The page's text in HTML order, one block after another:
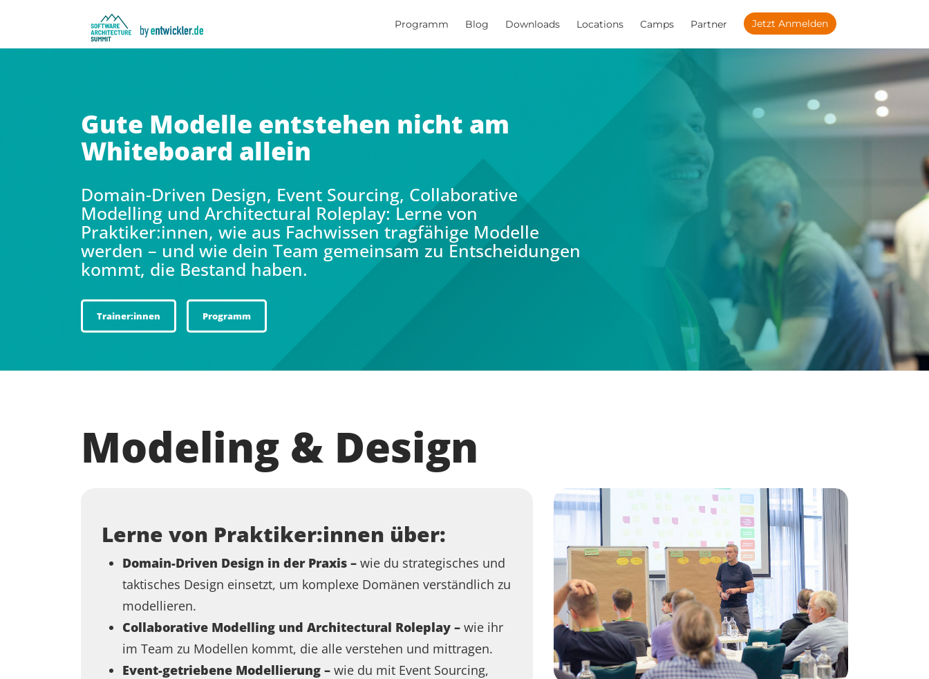
Programm Blog Downloads Locations Camps Partner Jetzt Anmelden
Gute Modelle entstehen nicht am
Whiteboard allein
Domain-Driven Design, Event Sourcing, Collaborative
Modelling und Architectural Roleplay: Lerne von
Praktiker:innen, wie aus Fachwissen tragfähige Modelle
werden – und wie dein Team gemeinsam zu Entscheidungen
kommt, die Bestand haben.
Trainer:innen Programm
Modeling & Design
Lerne von Praktiker:innen über:
Domain-Driven Design in der Praxis – wie du strategisches und
taktisches Design einsetzt, um komplexe Domänen verständlich zu
modellieren.
Collaborative Modelling und Architectural Roleplay – wie ihr
im Team zu Modellen kommt, die alle verstehen und mittragen.
Event-getriebene Modellierung – wie du mit Event Sourcing,